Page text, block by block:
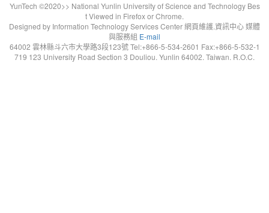
YunTech ©2020>> National Yunlin University of Science and Technology Bes
t Viewed in Firefox or Chrome.
Designed by Information Technology Services Center 網頁維護.資訊中心 媒體
與服務組 E-mail
64002 雲林縣斗六市大學路3段123號 Tel:+866-5-534-2601 Fax:+866-5-532-1
719 123 University Road Section 3 Douliou. Yunlin 64002. Taiwan. R.O.C.